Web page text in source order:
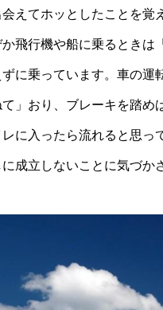
えてホッとしたことを
か飛行機や船に乗るとき
に乗っています。車の
」おり、ブレーキを踏
に入ったら流れると思
成立しないことに気づか